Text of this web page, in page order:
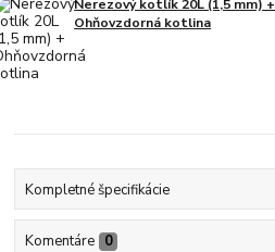
Nerezový kotlík 20L (1,5 mm) +
Ohňovzdorná kotlina
Kompletné špecifikácie
Komentáre 0